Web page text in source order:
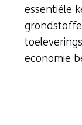
essentiële
economie